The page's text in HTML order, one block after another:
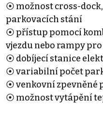
⦿ možnost cross-
parkovacích stání
⦿ přístup pomocí
vjezdu nebo rampy pro
⦿ dobíjecí stanice
⦿ variabilní počet
⦿ venkovní zpevněné
⦿ možnost vytápění